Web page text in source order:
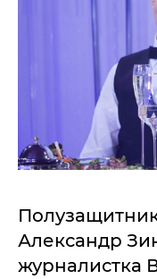
Александр
журналистка